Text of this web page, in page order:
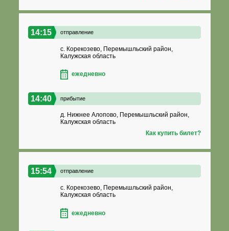
14:15 отправление
с. Корекозево, Перемышльский район,
Калужская область
ежедневно
14:40 прибытие
д. Нижнее Алопово, Перемышльский район,
Калужская область
Как купить билет?
15:54 отправление
с. Корекозево, Перемышльский район,
Калужская область
ежедневно